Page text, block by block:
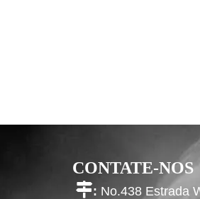
CONTATE-NOS
: No.438 Estrada